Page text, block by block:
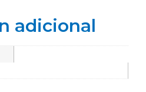
adicional